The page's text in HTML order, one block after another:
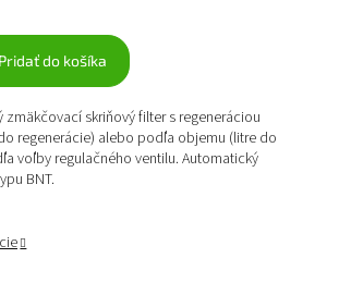
Pridať do košíka
zmäkčovací skriňový filter s regeneráciou
regenerácie) alebo podľa objemu (litre do
voľby regulačného ventilu. Automatický
BNT.